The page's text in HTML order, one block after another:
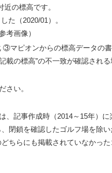
の標高です。
た（2020/01）。
参考画像）
マピオンからの標高データの
載の標高”の不一致が確認され
さい。
、記事作成時（2014～15年）に
閉鎖を確認したゴルフ場を除
ちらにも掲載されていなかった